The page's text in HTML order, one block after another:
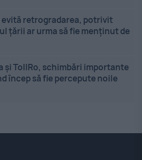
evită retrogradarea, potrivit
țării ar urma să fie menținut de
și TollRo, schimbări importante
încep să fie percepute noile